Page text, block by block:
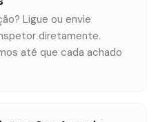
Ligue ou envie
diretamente.
até que cada achado